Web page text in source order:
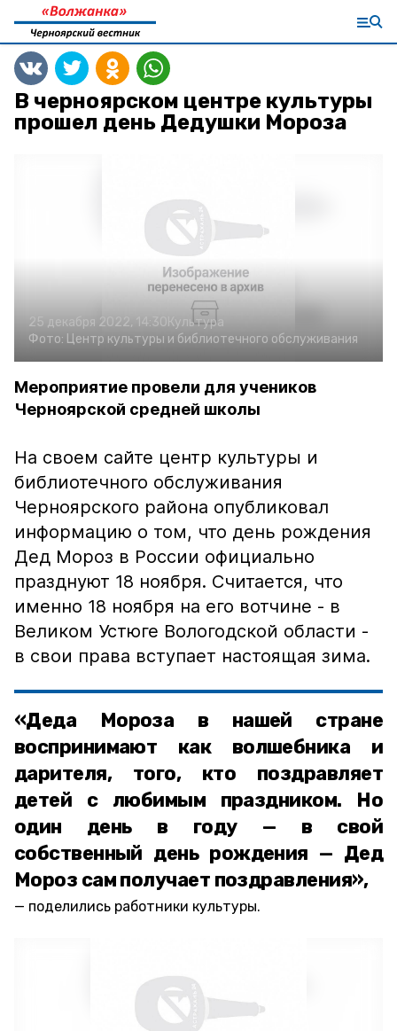
В черноярском центре культуры
прошел день Дедушки Мороза
25 декабря 2022, 14:30Культура
Фото: Центр культуры и библиотечного обслуживания
Мероприятие провели для учеников
Черноярской средней школы
На своем сайте центр культуры и
библиотечного обслуживания
Черноярского района опубликовал
информацию о том, что день рождения
Дед Мороз в России официально
празднуют 18 ноября. Считается, что
именно 18 ноября на его вотчине - в
Великом Устюге Вологодской области -
в свои права вступает настоящая зима.
«Деда Мороза в нашей стране
воспринимают как волшебника и
дарителя, того, кто поздравляет
детей с любимым праздником. Но
один день в году — в свой
собственный день рождения — Дед
Мороз сам получает поздравления»,
поделились работники культуры.